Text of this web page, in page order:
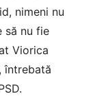
nimeni nu
să nu fie
Viorica
întrebată